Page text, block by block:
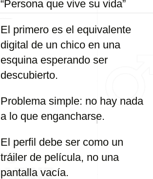
“Persona que vive su vida”
El primero es el equivalente
digital de un chico en una
esquina esperando ser
descubierto.
Problema simple: no hay nada
a lo que engancharse.
El perfil debe ser como un
tráiler de película, no una
pantalla vacía.